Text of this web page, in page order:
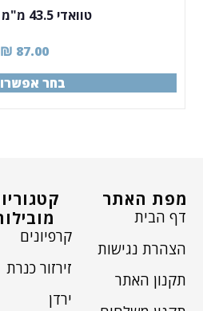
טוואדי 43.5 מ"מ 1.8 גרם
87.00
₪
בחר
מפת האתר
דף הבית
הצהרת נגישות
תקנון האתר
קרפיונים
זירזור כנרת
ירדן